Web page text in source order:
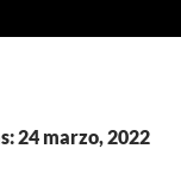
24 marzo, 2022